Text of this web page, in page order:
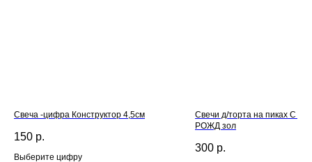
Свеча -цифра Конструктор 4,5см
150 р.
Выберите цифру
Свечи д/торта на пиках С
РОЖД зол
300 р.